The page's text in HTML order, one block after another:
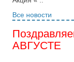
Все новости
АВГУСТЕ